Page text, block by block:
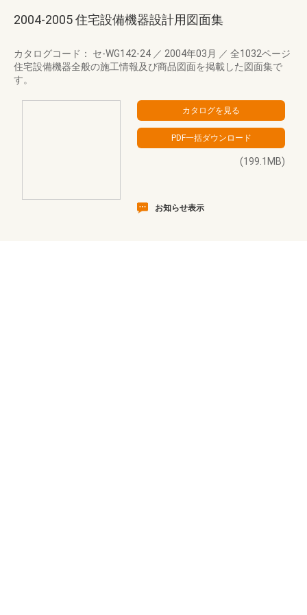
2004-2005 住宅設備機器設計用図面集
カタログコード： セ-WG142-24 ／ 2004年03月 ／ 全1032ページ
住宅設備機器全般の施工情報及び商品図面を掲載した図面集で
す。
(199.1MB)
お知らせ表示